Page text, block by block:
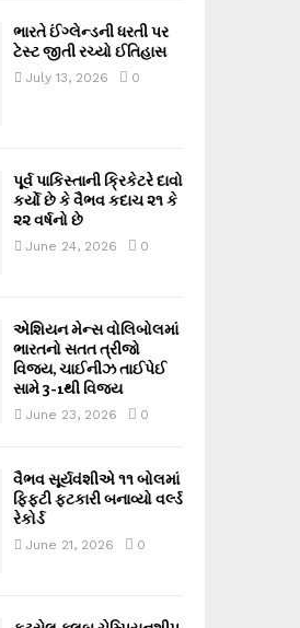
ભારતે ઈંગ્લેન્ડની ધરતી પર
ટેસ્ટ જીતી રચ્યો ઈતિહાસ
July 13, 2026 0
પૂર્વ પાકિસ્તાની ક્રિકેટરે દાવો
કર્યો છે કે વૈભવ કદાચ ૨૧ કે
૨૨ વર્ષનો છે
June 24, 2026 0
એશિયન મેન્સ વોલિબોલમાં
ભારતનો સતત ત્રીજો
વિજય, ચાઈનીઝ તાઈપેઈ
સામે 3-1થી વિજય
June 23, 2026 0
વૈભવ સૂર્યવંશીએ ૧૧ બોલમાં
ફિફ્ટી ફટકારી બનાવ્યો વર્લ્ડ
રેકોર્ડ
June 21, 2026 0